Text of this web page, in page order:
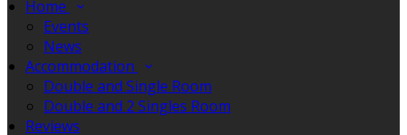
Home
Events
News
Accommodation
Double and Single Room
Double and 2 Singles Room
Reviews